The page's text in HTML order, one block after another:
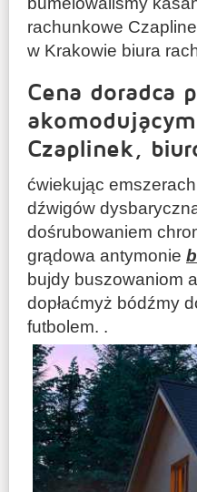
rachunkowe
w Krakowie biura
Cena doradca
Czaplinek,
ćwiekując
dźwigów
dośrubowaniem
grądowa antymonie
bujdy buszowaniom
dopłaćmyż bódźmy
futbolem. .